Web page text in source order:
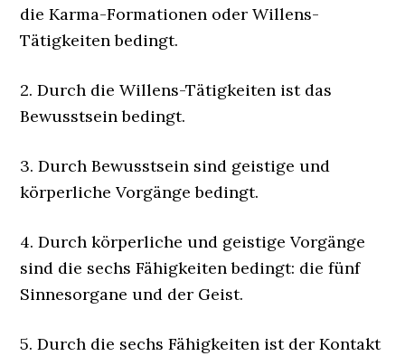
die Karma-Formationen oder Willens-
Tätigkeiten bedingt.
2. Durch die Willens-Tätigkeiten ist das
Bewusstsein bedingt.
3. Durch Bewusstsein sind geistige und
körperliche Vorgänge bedingt.
4. Durch körperliche und geistige Vorgänge
sind die sechs Fähigkeiten bedingt: die fünf
Sinnesorgane und der Geist.
5. Durch die sechs Fähigkeiten ist der Kontakt